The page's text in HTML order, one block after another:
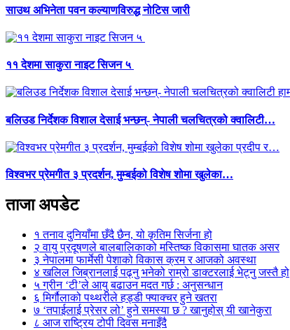
साउथ अभिनेता पवन कल्याणविरुद्ध नोटिस जारी
११ देशमा साकुरा नाइट सिजन ५
बलिउड निर्देशक विशाल देसाई भन्छन्- नेपाली चलचित्रको क्वालिटी…
विश्वभर प्रेमगीत ३ प्रदर्शन, मुम्बईको विशेष शोमा खुलेका…
ताजा अपडेट
१ तनाव दुनियाँमा छँदै छैन, यो कृतिम सिर्जना हो
२ वायु प्रदूषणले बालबालिकाको मस्तिष्क विकासमा घातक असर
३ नेपालमा फार्मेसी पेशाको विकास क्रम र आजको अवस्था
४ खलिल जिब्रानलाई पढ्नु भनेको राम्रो डाक्टरलाई भेट्नु जस्तै हो
५ग्रीन ‘टी’ले आयु बढाउन मदत गर्छ : अनुसन्धान
६ मिर्गौलाको पथ्थरीले हड्डी फ्याक्चर हुने खतरा
७ ‘तपाईलाई प्रेसर लो’ हुने समस्या छ ? खानुहोस् यी खानेकुरा
८ आज राष्ट्रिय टोपी दिवस मनाइँदै